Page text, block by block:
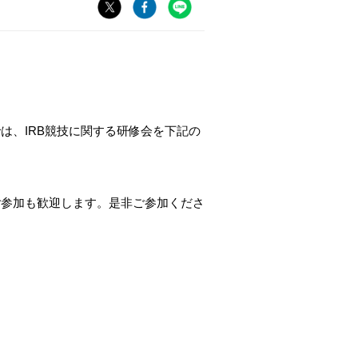
、IRB競技に関する研修会を下記の
加も歓迎します。是非ご参加くださ